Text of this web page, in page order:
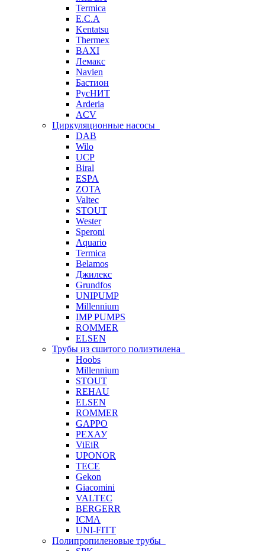
Termica
E.C.A
Kentatsu
Thermex
BAXI
Лемакс
Navien
Бастион
РусНИТ
Arderia
ACV
Циркуляционные насосы
DAB
Wilo
UCP
Biral
ESPA
ZOTA
Valtec
STOUT
Wester
Speroni
Aquario
Termica
Belamos
Джилекс
Grundfos
UNIPUMP
Millennium
IMP PUMPS
ROMMER
ELSEN
Трубы из сшитого полиэтилена
Hoobs
Millennium
STOUT
REHAU
ELSEN
ROMMER
GAPPO
РЕХАУ
ViEiR
UPONOR
TECE
Gekon
Giacomini
VALTEC
BERGERR
ICMA
UNI-FITT
Полипропиленовые трубы